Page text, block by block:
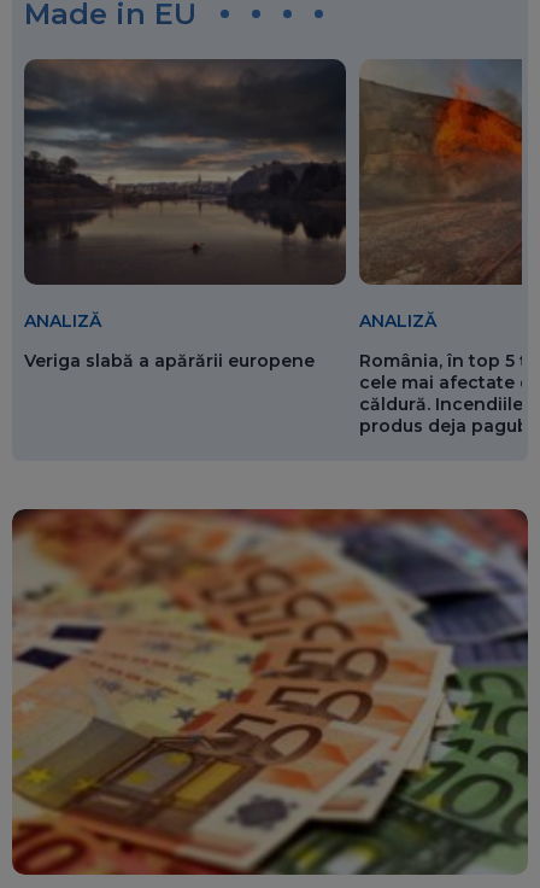
Made in EU
ANALIZĂ
Veriga slabă a apărării europene
ANALIZĂ
România, în top 5
cele mai afectate
căldură. Incendiile
produs deja